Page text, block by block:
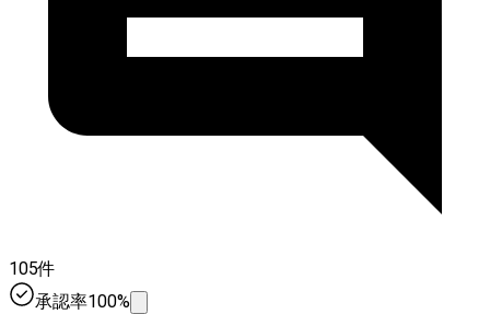
105件
承認率100%